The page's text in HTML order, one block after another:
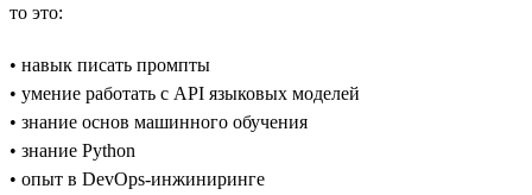
то это:
• навык писать промпты
• умение работать с API языковых моделей
• знание основ машинного обучения
• знание Python
• опыт в DevOps-инжиниринге